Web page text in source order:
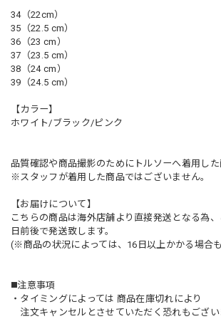
34（22cm）
35（22.5 cm）
36（23 cm）
37（23.5 cm）
38（24 cm）
39（24.5 cm）
【カラー】
ホワイト/ブラック/ピンク
品質確認や商品撮影のためにトルソーへ着用した
※スタッフが着用した商品ではございません。
【お届けについて】
こちらの商品は海外店舗より直接発送となる為
日前後で発送致します。
(※商品の状況によっては、16日以上かかる場合
◼️注意事項
・タイミングによっては 商品在庫切れにより
注文キャンセルとさせていただく恐れもござい